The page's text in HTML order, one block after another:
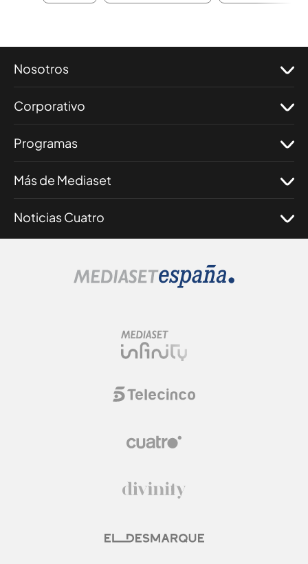
Nosotros
Corporativo
Programas
Más de Mediaset
Noticias Cuatro